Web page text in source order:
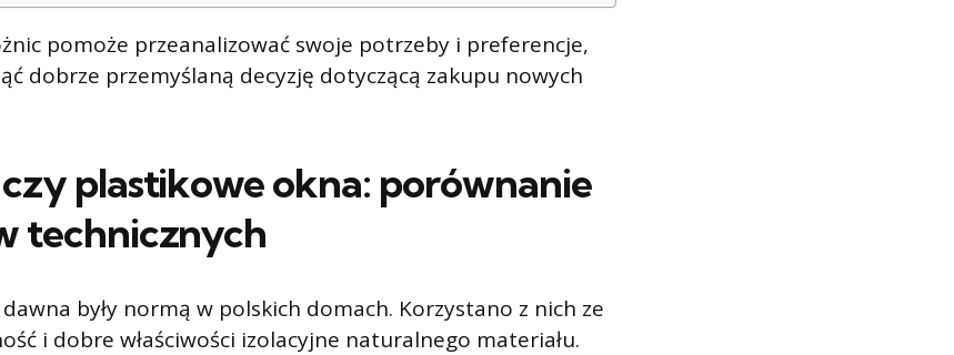
pomoże przeanalizować swoje potrzeby i preferencje,
dobrze przemyślaną decyzję dotyczącą zakupu nowych
plastikowe okna: porównanie
technicznych
były normą w polskich domach. Korzystano z nich ze
i dobre właściwości izolacyjne naturalnego materiału.